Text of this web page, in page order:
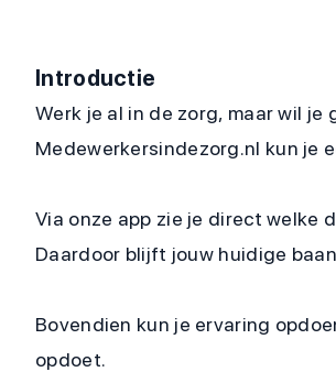
Introductie
Werk je al in de zorg, maar wil
Medewerkersindezorg.nl kun je
Via onze app zie je direct welke
Daardoor blijft jouw huidige
Bovendien kun je ervaring
opdoet.